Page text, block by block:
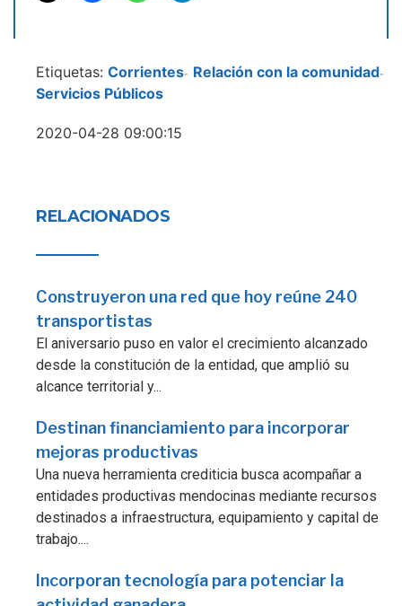
Etiquetas: Corrientes- Relación con la comunidad-
Servicios Públicos
2020-04-28 09:00:15
RELACIONADOS
Construyeron una red que hoy reúne 240
transportistas
El aniversario puso en valor el crecimiento alcanzado
desde la constitución de la entidad, que amplió su
alcance territorial y...
Destinan financiamiento para incorporar
mejoras productivas
Una nueva herramienta crediticia busca acompañar a
entidades productivas mendocinas mediante recursos
destinados a infraestructura, equipamiento y capital de
trabajo....
Incorporan tecnología para potenciar la